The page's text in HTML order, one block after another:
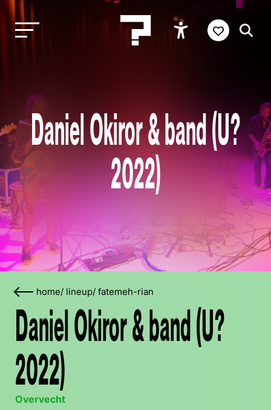
Daniel Okiror & band (U?
2022)
home/ lineup/ fatemeh-rian
Daniel Okiror & band (U?
2022)
Overvecht